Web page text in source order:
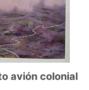
avión colonial